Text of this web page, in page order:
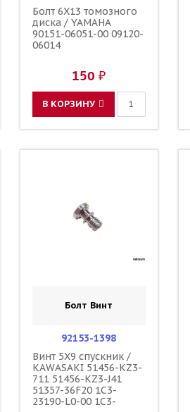
Болт 6X13 томозного
диска / YAMAHA
90151-06051-00 09120-
06014
150 ₽
В КОРЗИНУ
Болт Винт
92153-1398
Винт 5X9 спускник /
KAWASAKI 51456-KZ3-
711 51456-KZ3-J41
51357-36F20 1C3-
23190-L0-00 1C3-